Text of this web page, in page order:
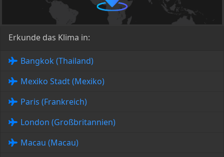
Erkunde das Klima in:
Bangkok (Thailand)
Mexiko Stadt (Mexiko)
Paris (Frankreich)
London (Großbritannien)
Macau (Macau)